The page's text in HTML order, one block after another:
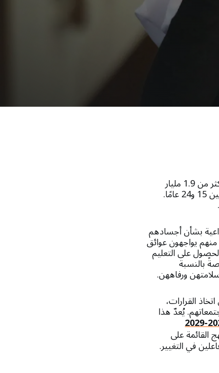
يُعدّ جيل المراهقين والشباب الحالي الأكبر في تاريخ العالم. إذ يضمّ كوكب الأرض اليوم أكثر من 1.9 مليار
نسمة تتراوح أعمارهم بين 10 و24 عامًا، منهم أكثر من 1.2 مليار نسمة تتراوح أعمارهم بين 15 و24 عامًا.
بشأن أجسادهم
يواجهون عوائق
على التعليم
بالنسبة
ورفاههن.
القرارات،
يُعدّ هذا
القائمة على
في التغيير.